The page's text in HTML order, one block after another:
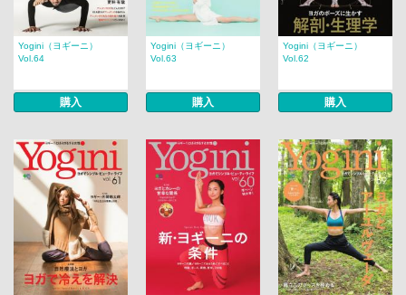
Yogini（ヨギーニ）
Vol.64
購入
Yogini（ヨギーニ）
Vol.63
購入
Yogini（ヨギーニ）
Vol.62
購入